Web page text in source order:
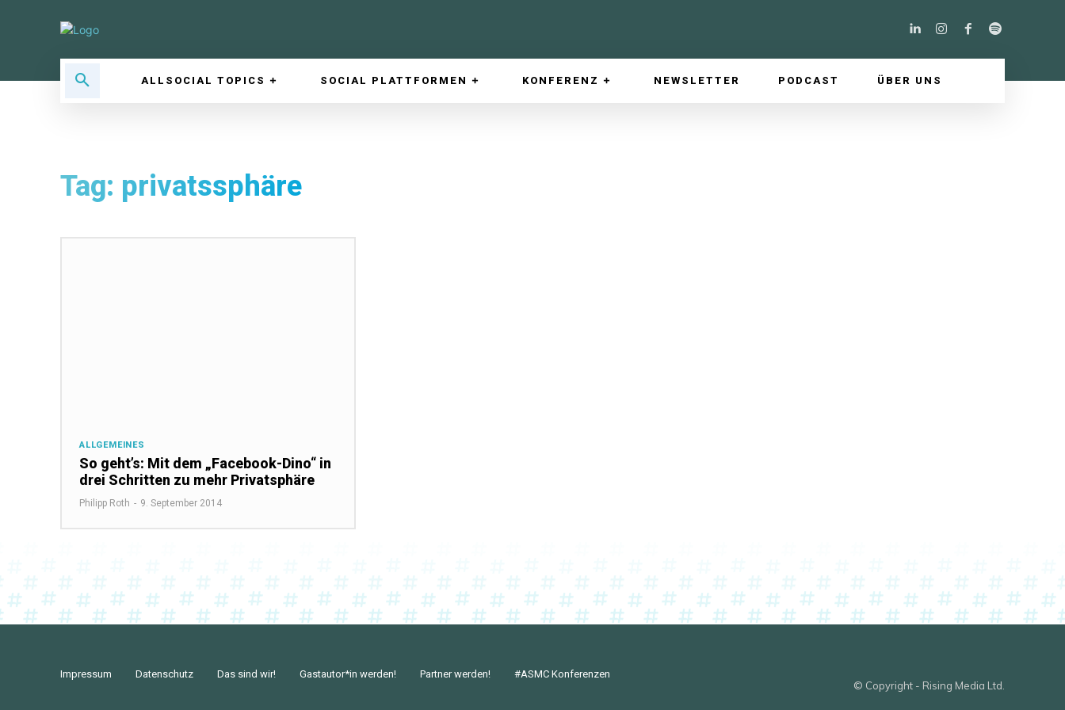
ALLSOCIAL TOPICS SOCIAL PLATTFORMEN KONFERENZ NEWSLETTER PODCAST ÜBER UNS
Tag: privatssphäre
ALLGEMEINES
So geht’s: Mit dem „Facebook-Dino“ in
drei Schritten zu mehr Privatsphäre
Philipp Roth - 9. September 2014
Impressum Datenschutz Das sind wir! Gastautor*in werden! Partner werden! #ASMC Konferenzen
© Copyright - Rising Media Ltd.